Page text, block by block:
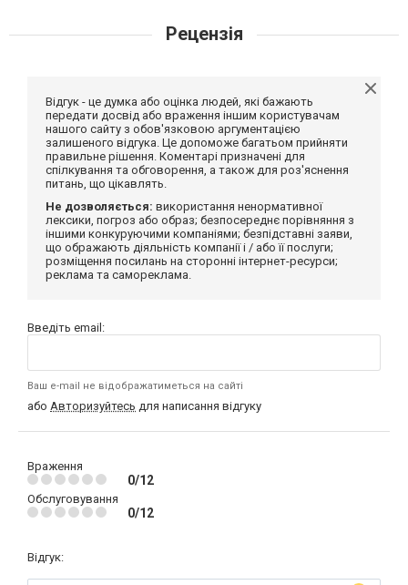
Рецензія
Відгук - це думка або оцінка людей, які бажають
передати досвід або враження іншим користувачам
нашого сайту з обов'язковою аргументацією
залишеного відгука. Це допоможе багатьом прийняти
правильне рішення. Коментарі призначені для
спілкування та обговорення, а також для роз'яснення
питань, що цікавлять.
Не дозволяється: використання ненормативної
лексики, погроз або образ; безпосереднє порівняння з
іншими конкуруючими компаніями; безпідставні заяви,
що ображають діяльність компанії і / або її послуги;
розміщення посилань на сторонні інтернет-ресурси;
реклама та самореклама.
Введіть email:
Ваш e-mail не відображатиметься на сайті
або Авторизуйтесь для написання відгуку
Враження
0/12
Обслуговування
0/12
Відгук: